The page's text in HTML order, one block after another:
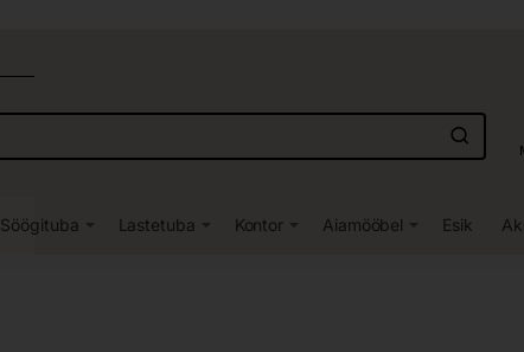
Söögituba Lastetuba Kontor Aiamööbel Esik